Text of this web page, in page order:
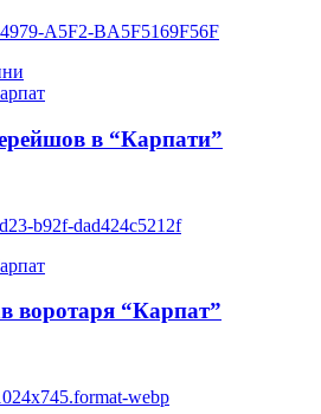
в “Карпати”
воротаря “Карпат”